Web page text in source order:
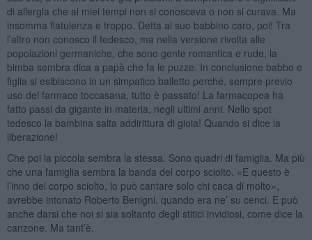
di allergia che ai miei tempi non si conosceva o non si curava. Ma
insomma flatulenza è troppo. Detta al suo babbino caro, poi! Tra
l’altro non conosco il tedesco, ma nella versione rivolta alle
popolazioni germaniche, che sono gente romantica e rude, la
bimba sembra dica a papà che fa le puzze. In conclusione babbo e
figlia si esibiscono in un simpatico balletto perché, sempre previo
uso del farmaco toccasana, tutto è passato! La farmacopea ha
fatto passi da gigante in materia, negli ultimi anni. Nello spot
tedesco la bambina salta addirittura di gioia! Quando si dice la
liberazione!
Che poi la piccola sembra la stessa. Sono quadri di famiglia. Ma più
che una famiglia sembra la banda del corpo sciolto. «E questo è
l’inno del corpo sciolto, lo può cantare solo chi caca di molto»,
avrebbe intonato Roberto Benigni, quando era ne’ su cenci. E può
anche darsi che noi si sia soltanto degli stitici invidiosi, come dice la
canzone. Ma tant’è.